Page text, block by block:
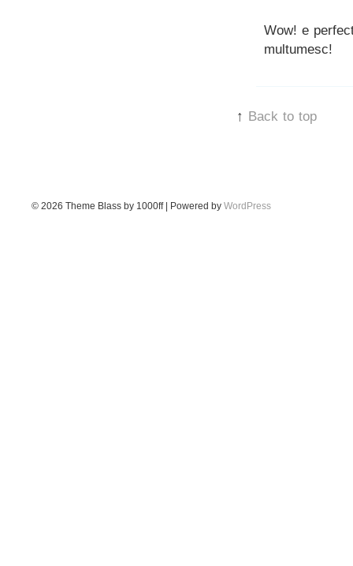
Wow! e
multumesc!
↑ Back to top
© 2026 Theme Blass by 1000ff | Powered by WordPress